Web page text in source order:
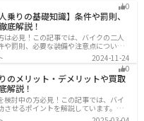
0
乗りの基礎知識】条件や罰則、
底解説！
は必見！この記事では、バイクの二人
や罰則、必要な装備や注意点について
実はバイクの二人乗りを安全に楽しむ
ルールを知ることが大切です。この記
で快適なライディングを楽しめます。
2024-11-24
0
のメリット・デメリットや買取
解説！
検討中の方必見！この記事では、バイ
させるポイントを解説しています。実
化の手間を省き、乗り換え当日までバ